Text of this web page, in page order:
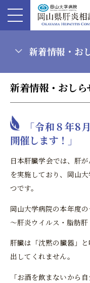
新着情報・お
新着情報・おしら
「令和８年8
開催します！」
日本肝臓学会では、肝
を実施しており、岡山
つです。
岡山大学病院の本年度
～肝炎ウイルス・脂肪肝
肝臓は「沈黙の臓器」
出してくれません。
「お酒を飲まないから